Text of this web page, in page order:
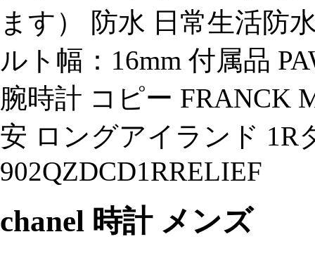
ます） 防水 日常生活防
ルト幅：16mm 付属品
腕時計 コピー FRANCK
安 ロングアイランド 1R
902QZDCD1RRELIEF
chanel 時計 メンズ